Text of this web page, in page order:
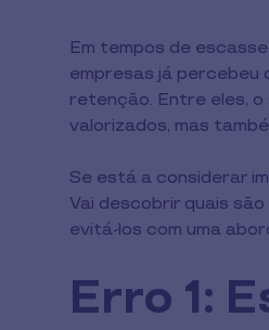
Em tempos de
empresas já percebeu
retenção. Entre eles,
valorizados, mas
Se está a considerar
Vai descobrir quais
evitá-los com uma
Erro 1: